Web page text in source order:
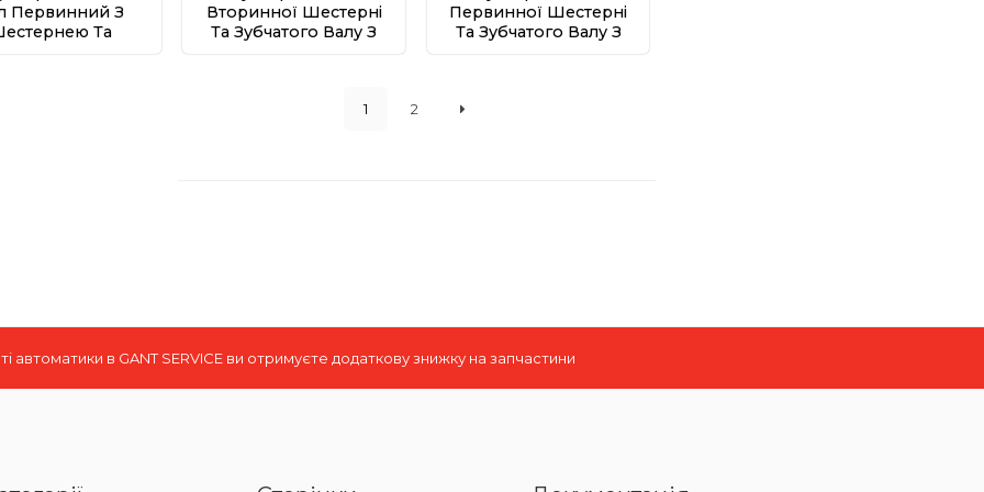
Первинний З
Та
Вторинної Шестерні
Та Зубчатого Валу З
Первинної Шестерні
Та Зубчатого Валу З
1 2
автоматики в GANT SERVICE ви отримуєте додаткову знижку на запчастини